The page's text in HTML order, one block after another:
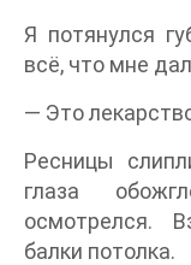
Я потянулся
всё, что мне
— Это
Ресницы
глаза
осмотрелся.
балки потолка.